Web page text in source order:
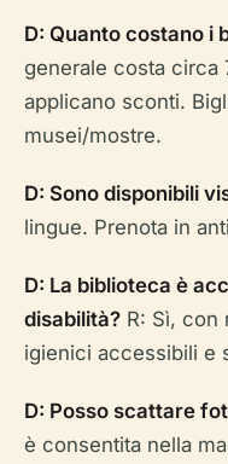
D: Quanto costano i
generale costa circa
applicano sconti.
musei/mostre.
D: Sono disponibili
lingue. Prenota in
D: La biblioteca è
disabilità? R: Sì, con
igienici accessibili e
D: Posso scattare
è consentita nella